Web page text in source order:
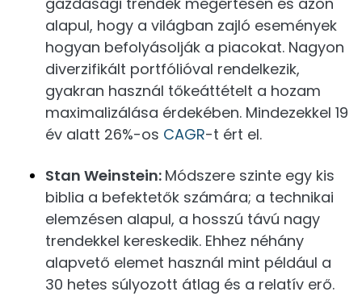
alapul, hogy a világban zajló események
hogyan befolyásolják a piacokat. Nagyon
diverzifikált portfólióval rendelkezik,
gyakran használ tőkeáttételt a hozam
maximalizálása érdekében. Mindezekkel 19
év alatt 26%-os CAGR-t ért el.
Stan Weinstein: Módszere szinte egy kis
biblia a befektetők számára; a technikai
elemzésen alapul, a hosszú távú nagy
trendekkel kereskedik. Ehhez néhány
alapvető elemet használ mint például a
30 hetes súlyozott átlag és a relatív erő.